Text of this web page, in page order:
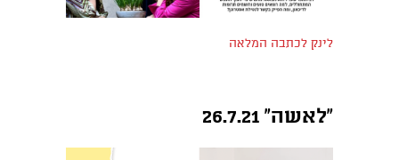
לינק לכתבה המלאה
״לאשה״ 26.7.21